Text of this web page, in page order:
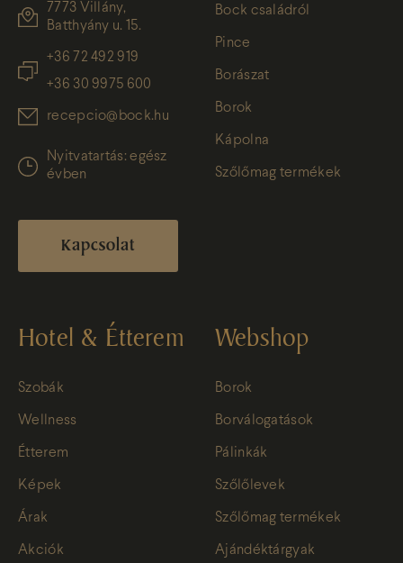
7773 Villány,
Batthyány u. 15.
+36 72 492 919
+36 30 9975 600
recepcio@bock.hu
Nyitvatartás: egész
évben
Kapcsolat
Bock családról
Pince
Borászat
Borok
Kápolna
Szőlőmag termékek
Hotel & Étterem
Szobák
Wellness
Étterem
Képek
Árak
Akciók
Webshop
Borok
Borválogatások
Pálinkák
Szőlőlevek
Szőlőmag termékek
Ajándéktárgyak